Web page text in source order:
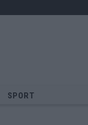
SPORT